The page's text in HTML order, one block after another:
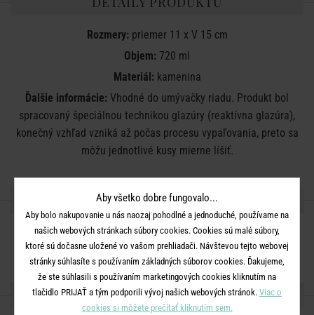
Rozmery:priemer 11 x V 15 cm
Objem: 720 ml
Materiál:kamenina
Ďalšie informácie: Vhodné do umývačky riadu. Produkt bol
spracovaný špeciálnou technikou glazúry (reaktívna glazúra),
konečný vzhľad vzniká až počas procesu vypaľovania, preto sa
môžu jednotlivé kusy mierne líšiť.
ZDIEĽAJTE S PRIATEĽMI
ĎALŠIE PRODUKTY ZO SÉRIE
Aby všetko dobre fungovalo...
Aby bolo nakupovanie u nás naozaj pohodlné a jednoduché, používame na
našich webových stránkach súbory cookies. Cookies sú malé súbory,
ktoré sú dočasne uložené vo vašom prehliadači. Návštevou tejto webovej
stránky súhlasíte s používaním základných súborov cookies. Ďakujeme,
že ste súhlasili s používaním marketingových cookies kliknutím na
tlačidlo PRIJAŤ a tým podporili vývoj našich webových stránok. Viac o
cookies si môžete prečítať kliknutím sem.